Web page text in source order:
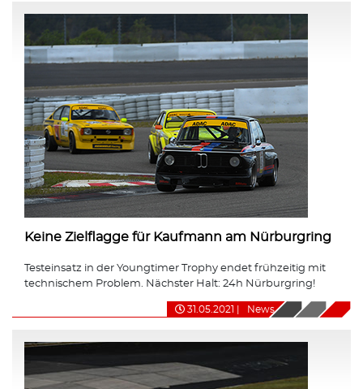
Keine Zielflagge für Kaufmann am Nürburgring
Testeinsatz in der Youngtimer Trophy endet frühzeitig mit
technischem Problem. Nächster Halt: 24h Nürburgring!
31.05.2021 News